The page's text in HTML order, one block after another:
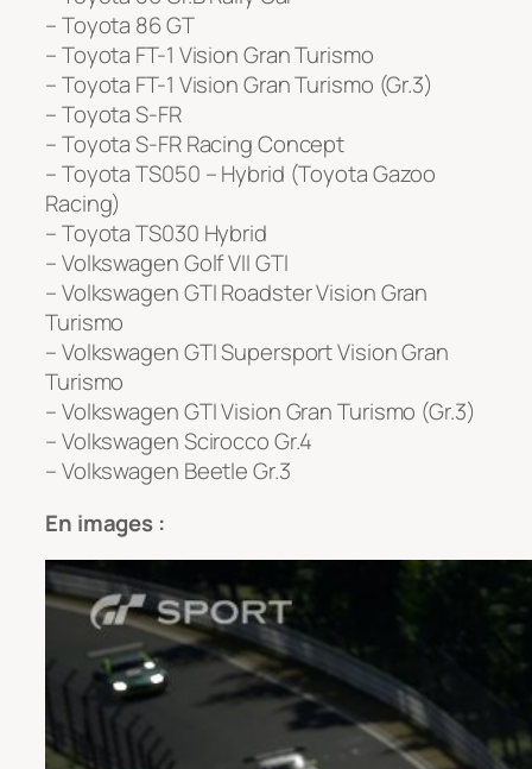
– Toyota 86 GT
– Toyota FT-1 Vision Gran Turismo
– Toyota FT-1 Vision Gran Turismo (Gr.3)
– Toyota S-FR
– Toyota S-FR Racing Concept
– Toyota TS050 – Hybrid (Toyota Gazoo
Racing)
– Toyota TS030 Hybrid
– Volkswagen Golf VII GTI
– Volkswagen GTI Roadster Vision Gran
Turismo
– Volkswagen GTI Supersport Vision Gran
Turismo
– Volkswagen GTI Vision Gran Turismo (Gr.3)
– Volkswagen Scirocco Gr.4
– Volkswagen Beetle Gr.3
En images :